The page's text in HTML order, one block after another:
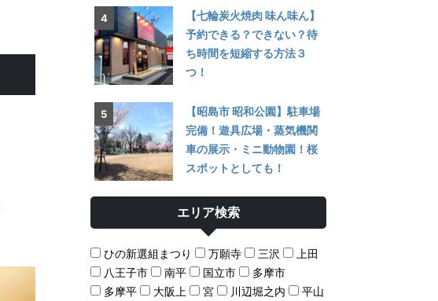
【七輪炭火焼肉 味ん味ん】
予約できる？できない？待
ち時間を短縮する方法３
つ！
【昭島市 昭和公園】駐車場
完備！遊具広場・蒸気機関
車の展示・ミニ動物園！桜
スポットとしても！
エリア検索
ひの新選組まつり 万願寺 三沢
上田
八王子市
南平 国立市
多摩市
多摩平
大阪上 宮 川辺堀之内
平山